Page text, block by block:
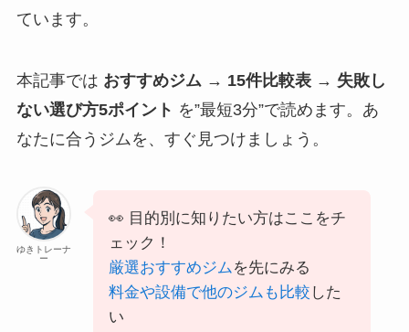
ています。
本記事では おすすめジム → 15件比較表 → 失敗し
ない選び方5ポイント を”最短3分”で読めます。あ
なたに合うジムを、すぐ見つけましょう。
ゆきトレーナ
ー
👀 目的別に知りたい方はここをチ
ェック！
厳選おすすめジムを先にみる
料金や設備で他のジムも比較 した
い